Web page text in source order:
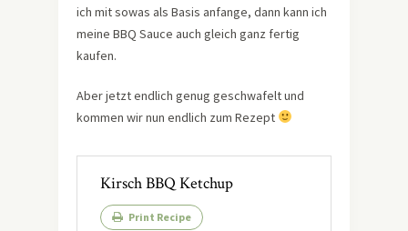
ich mit sowas als Basis anfange, dann kann ich
meine BBQ Sauce auch gleich ganz fertig
kaufen.
Aber jetzt endlich genug geschwafelt und
kommen wir nun endlich zum Rezept
Kirsch BBQ Ketchup
Print Recipe